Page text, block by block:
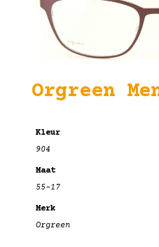
Orgreen
Kleur
904
Maat
55-17
Merk
Orgreen